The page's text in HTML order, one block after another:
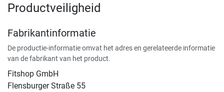
Productveiligheid
Fabrikantinformatie
De productie-informatie omvat het adres en gerelateerde informatie
van de fabrikant van het product.
Fitshop GmbH
Flensburger Straße 55